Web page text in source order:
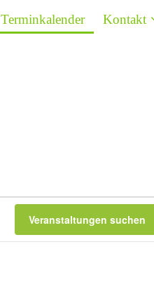
Terminkalender Kontakt
Veranstaltungen suchen